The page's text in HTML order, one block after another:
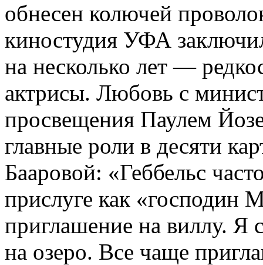
обнесен колючей
киностудия УФА
на несколько лет —
актрисы. Любовь с
просвещения Паулем
главные роли в десяти
Бааровой: «Геббельс
прислуге как «господин
приглашение на виллу. Я
на озеро. Все чаще